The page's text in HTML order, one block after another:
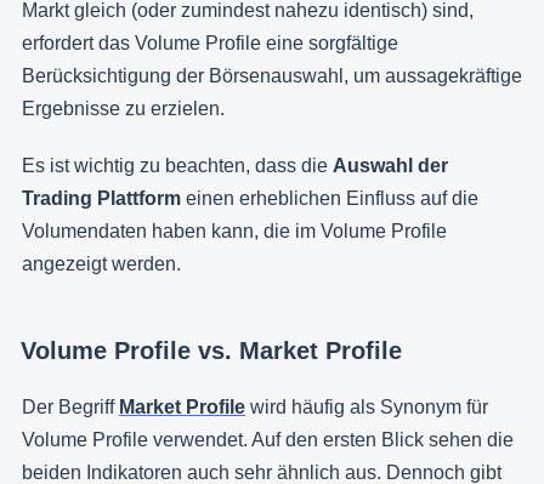
Markt gleich (oder zumindest nahezu identisch) sind,
erfordert das Volume Profile eine sorgfältige
Berücksichtigung der Börsenauswahl, um aussagekräftige
Ergebnisse zu erzielen.
Es ist wichtig zu beachten, dass die Auswahl der
Trading Plattform einen erheblichen Einfluss auf die
Volumendaten haben kann, die im Volume Profile
angezeigt werden.
Volume Profile vs. Market Profile
Der Begriff Market Profile wird häufig als Synonym für
Volume Profile verwendet. Auf den ersten Blick sehen die
beiden Indikatoren auch sehr ähnlich aus. Dennoch gibt